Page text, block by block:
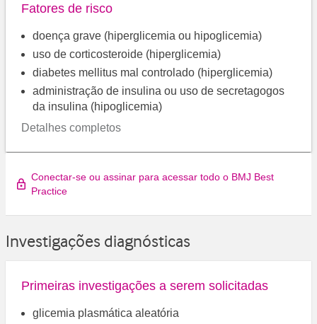
Fatores de risco
doença grave (hiperglicemia ou hipoglicemia)
uso de corticosteroide (hiperglicemia)
diabetes mellitus mal controlado (hiperglicemia)
administração de insulina ou uso de secretagogos
da insulina (hipoglicemia)
Detalhes completos
Conectar-se ou assinar para acessar todo o BMJ Best
Practice
Investigações diagnósticas
Primeiras investigações a serem solicitadas
glicemia plasmática aleatória